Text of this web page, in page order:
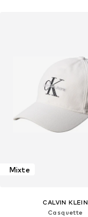
Mixte
CALVIN KLEIN
Casquette